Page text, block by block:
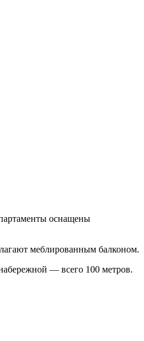
оснащены
меблированным балконом.
— всего 100 метров.